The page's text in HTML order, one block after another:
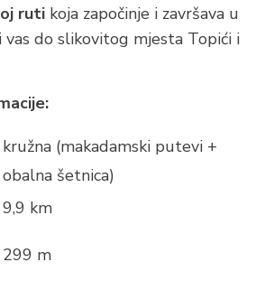
Nazovite nas
ruti koja započinje i završava u
vas do slikovitog mjesta Topići i
kružna (makadamski putevi +
obalna šetnica)
9,9 km
299 m